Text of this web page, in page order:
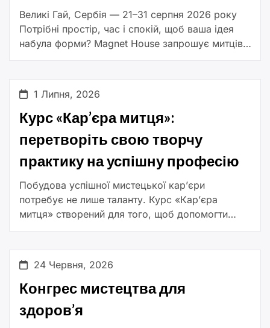
Великі Гай, Сербія — 21–31 серпня 2026 року
Потрібні простір, час і спокій, щоб ваша ідея
набула форми? Magnet House запрошує митців і
представників креативних індустрій провести
1 Липня, 2026
Курс «Кар’єра митця»:
перетворіть свою творчу
практику на успішну професію
Побудова успішної мистецької кар’єри
потребує не лише таланту. Курс «Кар’єра
митця» створений для того, щоб допомогти
митцям здобути практичні знання та навички,
мистецькому середовищі, […]
24 Червня, 2026
Конгрес мистецтва для
здоров’я